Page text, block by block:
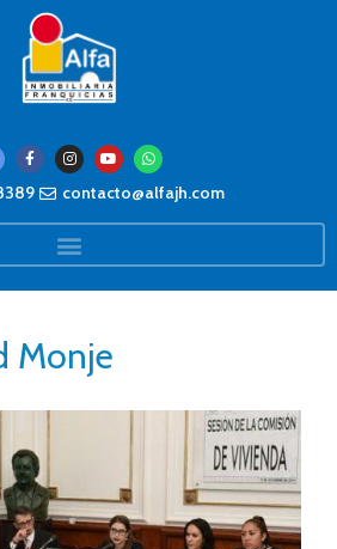
contacto@alfajh.com
Monje